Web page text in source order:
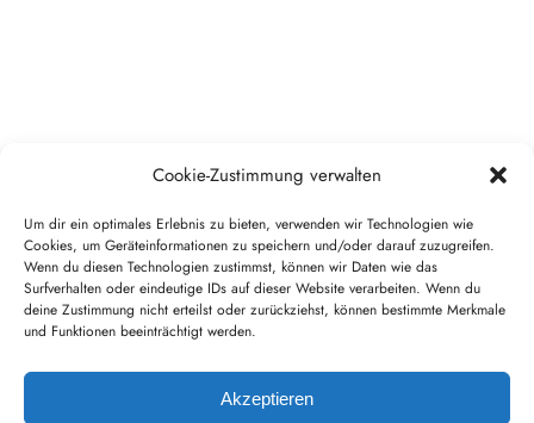
Cookie-Zustimmung verwalten
Um dir ein optimales Erlebnis zu bieten, verwenden wir Technologien wie
Cookies, um Geräteinformationen zu speichern und/oder darauf zuzugreifen.
Wenn du diesen Technologien zustimmst, können wir Daten wie das
Surfverhalten oder eindeutige IDs auf dieser Website verarbeiten. Wenn du
deine Zustimmung nicht erteilst oder zurückziehst, können bestimmte Merkmale
und Funktionen beeinträchtigt werden.
Akzeptieren
Copyright Smart Living - Anwendungen für Service-Wohnen GmbH,
2022
Datenschutz